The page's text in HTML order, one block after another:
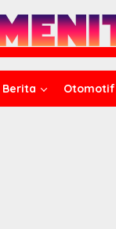
Berita Otomotif